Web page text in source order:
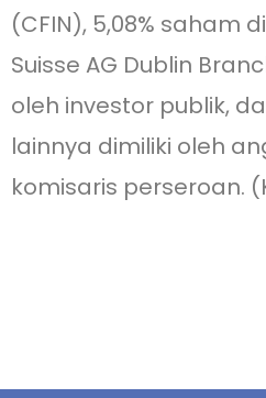
(CFIN), 5,08% saham
Suisse AG Dublin
oleh investor publik,
lainnya dimiliki oleh
komisaris perseroan.